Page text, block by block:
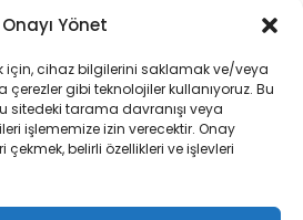
Onayı Yönet
için, cihaz bilgilerini saklamak ve/veya
gibi teknolojiler kullanıyoruz. Bu
sitedeki tarama davranışı veya
işlememize izin verecektir. Onay
belirli özellikleri ve işlevleri
yapılan araştırmaların
operasyonla
Çerkezköy
Yüksekova ilçesinde,
E.S., K.S. ve suça
Van’ın Başkale ilçesinde